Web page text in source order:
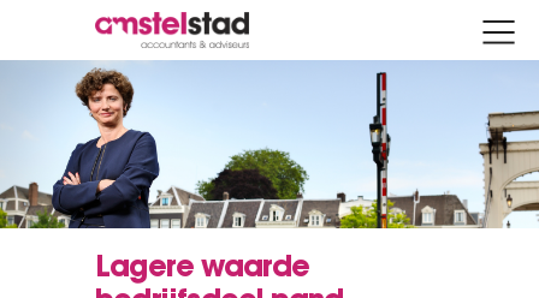
Lagere waarde